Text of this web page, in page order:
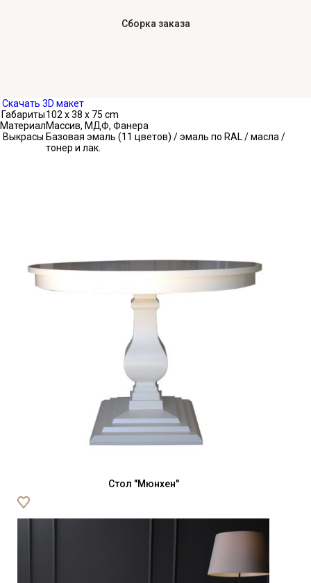
Сборка заказа
Скачать 3D макет
Габариты102 x 38 x 75 cm
МатериалМассив, МДФ, Фанера
Выкрасы Базовая эмаль (11 цветов) / эмаль по RAL / масла /
тонер и лак.
Стол "Мюнхен"